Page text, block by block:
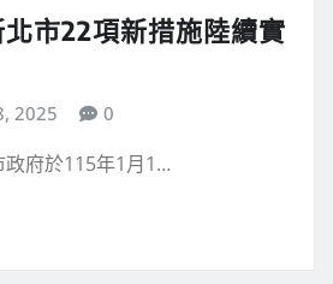
市22項新措施陸續實
2025 0
政府於115年1月1…